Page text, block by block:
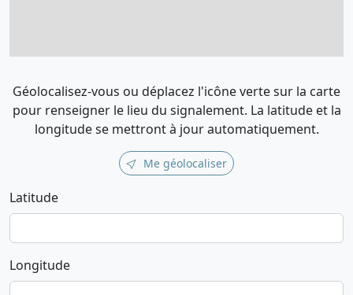
Géolocalisez-vous ou déplacez l'icône verte sur la carte
pour renseigner le lieu du signalement. La latitude et la
longitude se mettront à jour automatiquement.
Me géolocaliser
Latitude
Longitude